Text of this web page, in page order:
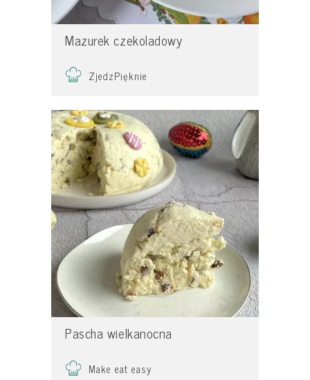
Mazurek czekoladowy
ZjedzPięknie
Pascha wielkanocna
Make eat easy